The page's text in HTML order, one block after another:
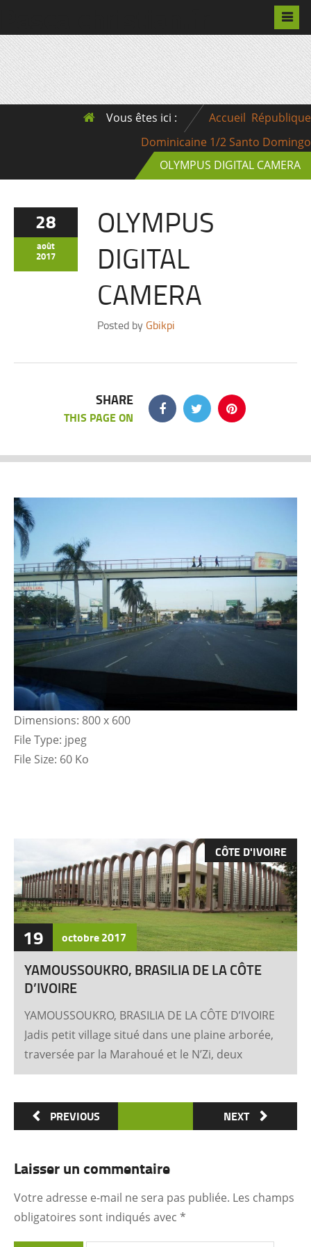
Vous êtes ici : Accueil République
Dominicaine 1/2 Santo Domingo
OLYMPUS DIGITAL CAMERA
28
août
2017
OLYMPUS
DIGITAL
CAMERA
Posted by Gbikpi
SHARE
THIS PAGE ON
Dimensions: 800 x 600
File Type: jpeg
File Size: 60 Ko
CÔTE D'IVOIRE
19 octobre2017
YAMOUSSOUKRO, BRASILIA DE LA CÔTE
D’IVOIRE
YAMOUSSOUKRO, BRASILIA DE LA CÔTE D’IVOIRE
Jadis petit village situé dans une plaine arborée,
traversée par la Marahoué et le N’Zi, deux
affluents du Bandama, Yamoussoukro est
synonyme de la Côte d’Ivoire Un symbole
universel Créée ex nihilo au centre du pays à
un événement majeur dans l’histoire de
l’urbanisme de la Côte d’Ivoire. Félix Houphouët-
Boigny et ses architectes (Pierre Fakhoury et
PREVIOUS NEXT
Laisser un commentaire
Votre adresse e-mail ne sera pas publiée. Les champs
obligatoires sont indiqués avec *